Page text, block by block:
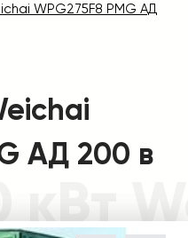
WPG275F8 PMG АД
кВт
АД 200 в